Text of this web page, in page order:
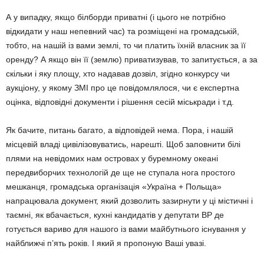
А у випадку, якщо білборди приватні (і цього не потрібно
відкидати у наш непевний час) та розміщені на громадській,
тобто, на нашій із вами землі, то чи платить їхній власник за її
оренду? А якщо він її (землю) приватизував, то запитується, а за
скільки і яку площу, хто надавав дозвіл, згідно конкурсу чи
аукціону, у якому ЗМІ про це повідомлялося, чи є експертна
оцінка, відповідні документи і рішення сесій міськради і т.д.
Як бачите, питань багато, а відповідей нема. Пора, і нашій
місцевій владі цивілізовуватись, нарешті. Щоб заповнити білі
плями на невідомих нам островах у буремному океані
передвиборчих технологій де ще не ступала нога простого
мешканця, громадська організація «Україна + Польща»
напрацювала документ, який дозволить зазирнути у ці містичні і
таємні, як вбачається, кухні кандидатів у депутати ВР де
готується вариво для нашого із вами майбутнього існування у
найближчі п’ять років. І який я пропоную Ваші увазі.